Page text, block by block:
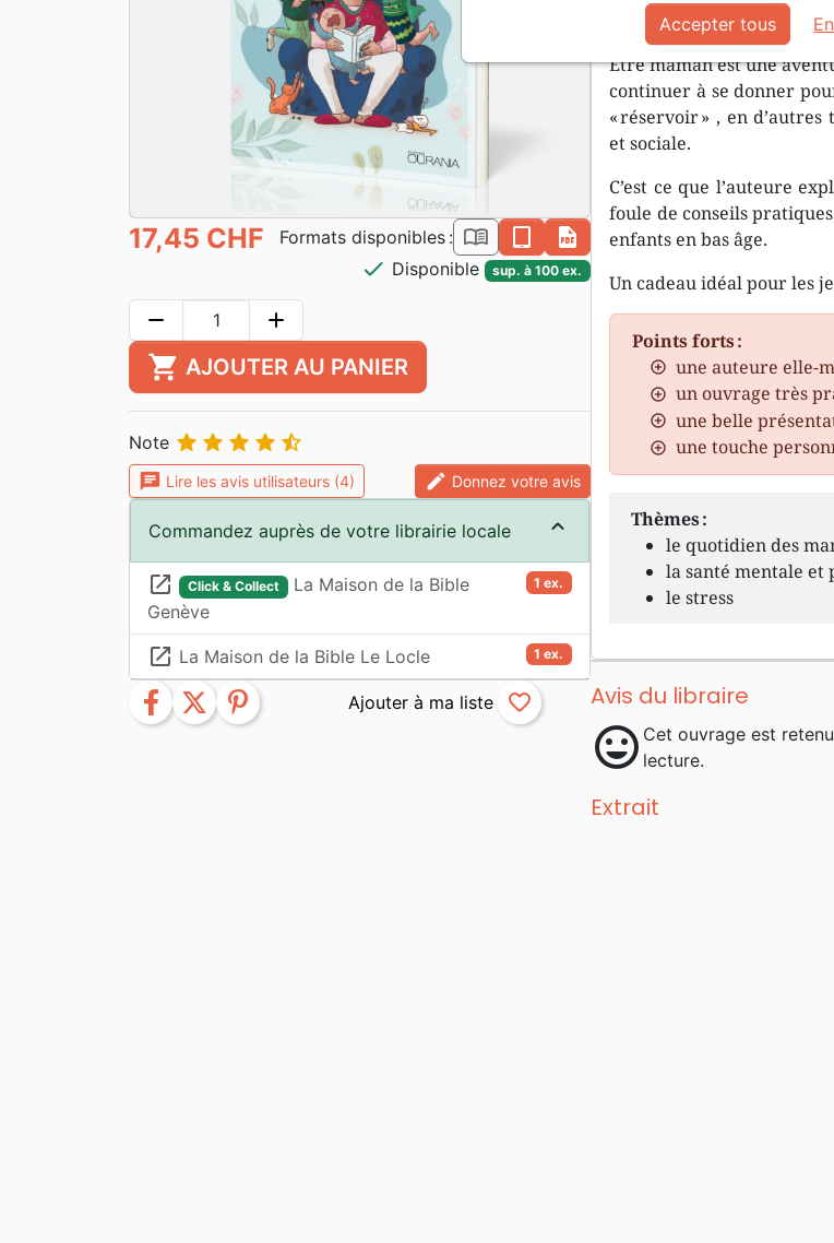
mais on ne peut
Être maman est une
continuer à se donner
« réservoir » , en
et sociale.
C’est ce que l’auteure
foule de conseils
enfants en bas âge.
Un cadeau idéal pour les
Points forts :
une auteure elle-
un ouvrage très
une belle
une touche
Thèmes :
le quotidien des
la santé mentale et
le stress
Avis du libraire
mood Cet ouvrage est
lecture.
Extrait
17,45 CHF Formats disponibles : book_open epub
pdf
check Disponible sup. à 100 ex.
remove add
shopping_cart AJOUTER AU PANIER
Note     
chat Lire les avis utilisateurs (4) edit Donnez votre avis
Commandez auprès de votre librairie locale
1 ex.
launch Click & Collect La Maison de la Bible
Genève
1 ex.
launch La Maison de la Bible Le Locle
facebook twitter pinterest favorite_border
Accepter tous